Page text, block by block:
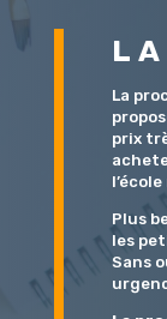
La
prix
Plus
les
Sans